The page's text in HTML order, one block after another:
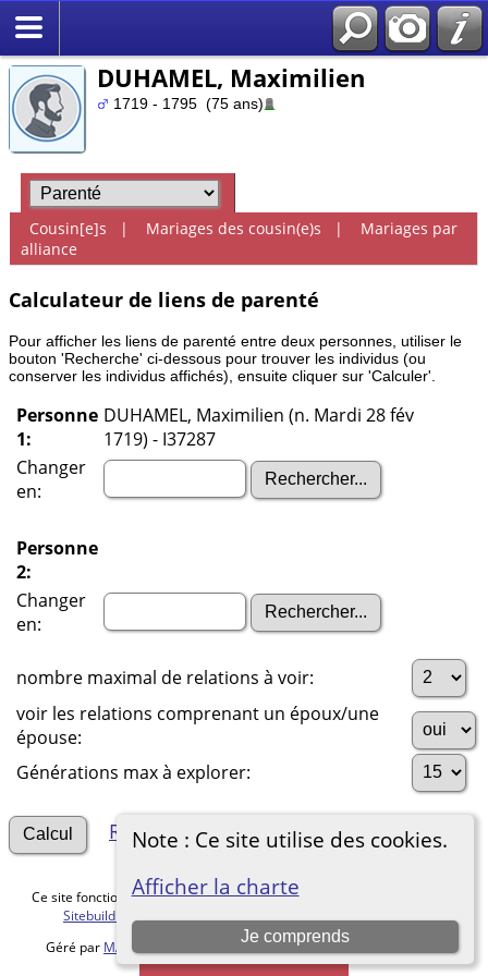
Note : Ce site utilise des cookies.
Afficher la charte
Je comprends
DUHAMEL, Maximilien
1719 - 1795 (75 ans)
Cousin[e]s | Mariages des cousin(e)s |
Mariages par
alliance
Calculateur de liens de parenté
Pour afficher les liens de parenté entre deux personnes, utiliser le
bouton 'Recherche' ci-dessous pour trouver les individus (ou
conserver les individus affichés), ensuite cliquer sur 'Calculer'.
Personne
1:
DUHAMEL, Maximilien (n. Mardi 28 fév
1719) - I37287
Changer
en:
Personne
2:
Changer
en:
nombre maximal de relations à voir:
voir les relations comprenant un époux/une
épouse:
Générations max à explorer:
Rechercher d'autres connexions
Ce site fonctionne grace au logicielThe Next Generation of Genealogy
Sitebuilding
Géré par MALVACHE Cédric Charte de protection des données